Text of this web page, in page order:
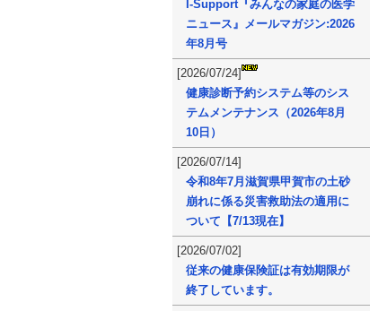
I-Support『みんなの家庭の医学
ニュース』メールマガジン:2026
年8月号
[2026/07/24]
健康診断予約システム等のシス
テムメンテナンス（2026年8月
10日）
[2026/07/14]
令和8年7月滋賀県甲賀市の土砂
崩れに係る災害救助法の適用に
ついて【7/13現在】
[2026/07/02]
従来の健康保険証は有効期限が
終了しています。